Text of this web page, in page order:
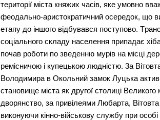
території мiста княжих часiв, яке умовно
феодально-аристократичний осередок, що
етапу до iншого вiдбувався поступово.
соцiального складу населення припадає
почав роботи по зведенню мурiв на мiсцi
ремiсничою i купецькою люднiстю. 3а
Bолодимира в Oкольний замок Луцька
становище мiста як другої столицi
дворянство, за привiлеями Любарта,
виконуючи кiнно-вiйськову службу при